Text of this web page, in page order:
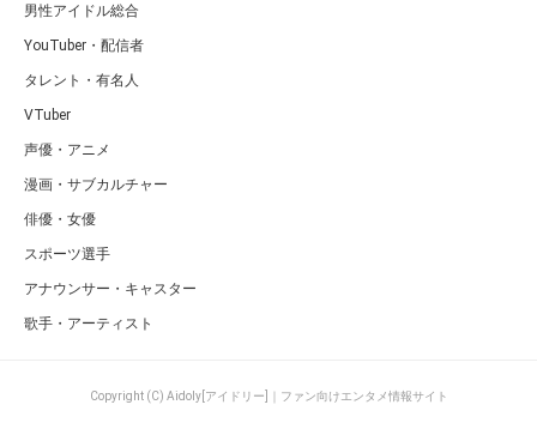
男性アイドル総合
YouTuber・配信者
タレント・有名人
VTuber
声優・アニメ
漫画・サブカルチャー
俳優・女優
スポーツ選手
アナウンサー・キャスター
歌手・アーティスト
Copyright (C) Aidoly[アイドリー]｜ファン向けエンタメ情報サイト